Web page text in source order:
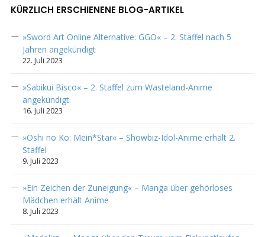
KÜRZLICH ERSCHIENENE BLOG-ARTIKEL
»Sword Art Online Alternative: GGO« – 2. Staffel nach 5
Jahren angekündigt
22. Juli 2023
»Sabikui Bisco« – 2. Staffel zum Wasteland-Anime
angekündigt
16. Juli 2023
»Oshi no Ko: Mein*Star« – Showbiz-Idol-Anime erhält 2.
Staffel
9. Juli 2023
»Ein Zeichen der Zuneigung« – Manga über gehörloses
Mädchen erhält Anime
8. Juli 2023